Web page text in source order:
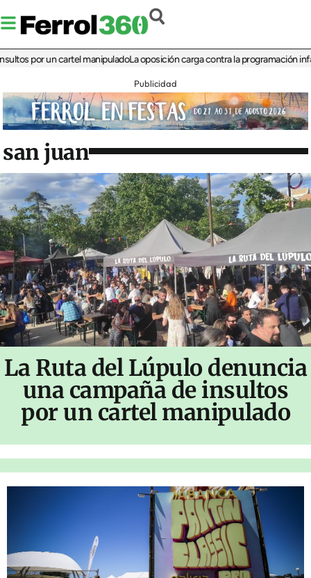
por un cartel manipuladoLa oposición carga contra la programación infantil
Publicidad
san juan
La Ruta del Lúpulo denuncia
una campaña de insultos
por un cartel manipulado